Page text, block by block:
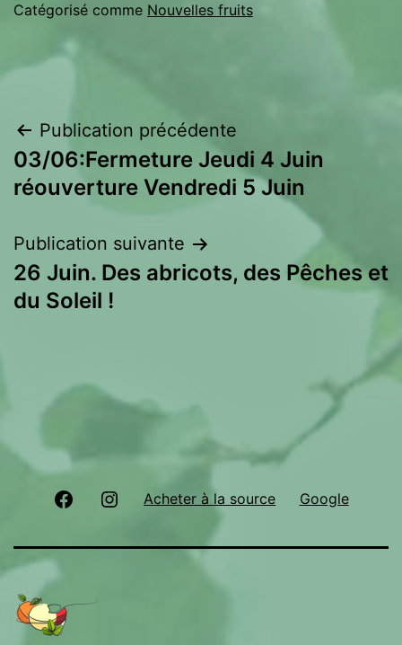
Catégorisé comme Nouvelles fruits
Navigation
de
Publication précédente
03/06:Fermeture Jeudi 4 Juin
réouverture Vendredi 5 Juin
Publication suivante
26 Juin. Des abricots, des Pêches et
du Soleil !
FacebookInstagram
Acheter à la source Google